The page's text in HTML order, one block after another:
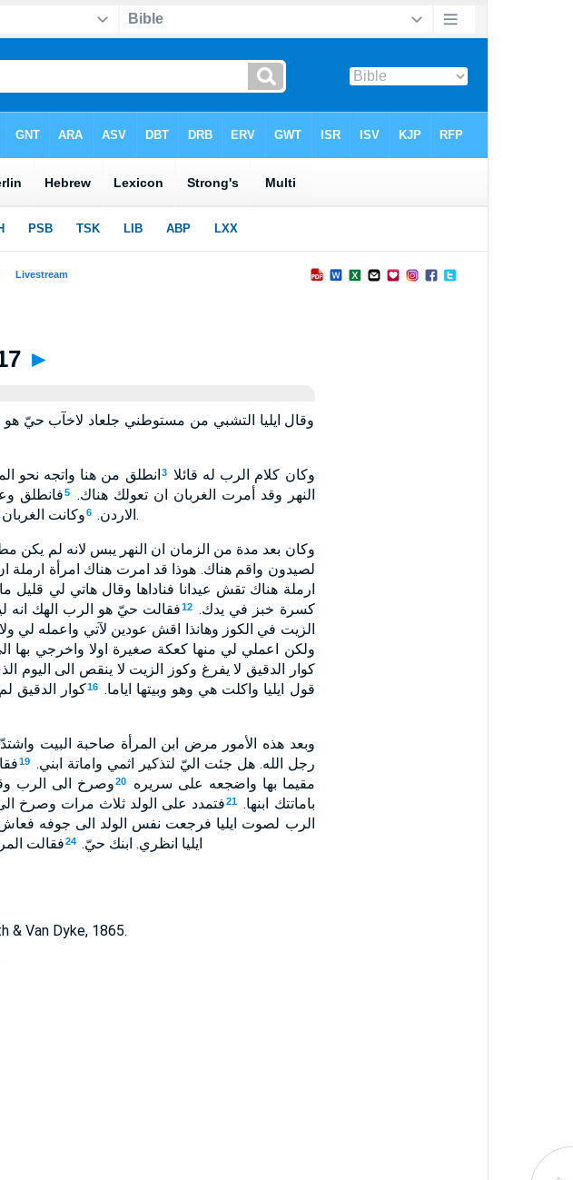
►
وقال ايليا التشبي من مستوطني جلعاد لاخآب حيّ
وكان كلام الرب له قائلا 3انطلق من هنا واتجه نحو
النهر وقد أمرت الغربان ان تعولك هناك.
5فانطلق
الاردن. 6 وكانت الغربان تاتي اليه بخبز ولحم صباحا وبخبز ولحم مساء وكان يشرب من النهر.
وكان بعد مدة من الزمان ان النهر يبس لانه لم يكن
لصيدون واقم هناك. هوذا قد امرت هناك امرأة ارملة
ارملة هناك تقش عيدانا فناداها وقال هاتي لي قليل
كسرة خبز في يدك. 12فقالت حيّ هو الرب الهك
الزيت في الكوز وهانذا اقش عودين لآتي واعمله لي
ولكن اعملي لي منها كعكة صغيرة اولا واخرجي بها
كوار الدقيق لا يفرغ وكوز الزيت لا ينقص الى
قول ايليا واكلت هي وهو وبيتها اياما. 16كوار الدقيق
وبعد هذه الأمور مرض ابن المرأة صاحبة البيت
رجل الله. هل جئت اليّ لتذكير اثمي واماتة ابني. 19
مقيما بها واضجعه على سريره
20وصرخ الى الرب
باماتتك ابنها. 21 فتمدد على الولد ثلاث مرات وصرخ
الرب لصوت ايليا فرجعت نفس الولد الى جوفه
ايليا انظري. ابنك حيّ. 24فقالت
& Van Dyke, 1865.